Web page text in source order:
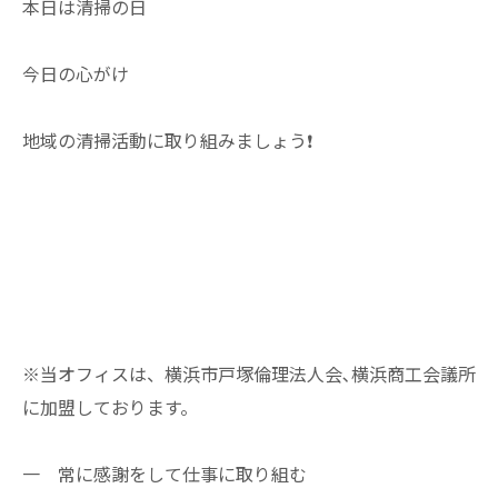
本日は清掃の日
今日の心がけ
地域の清掃活動に取り組みましょう❗
※当オフィスは、横浜市戸塚倫理法人会､横浜商工会議所
に加盟しております。
一 常に感謝をして仕事に取り組む